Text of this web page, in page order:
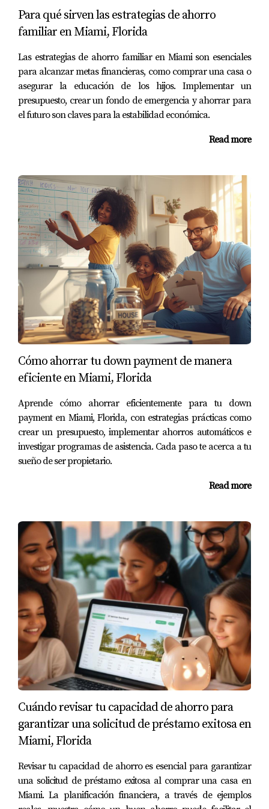
conocimiento sobre las particularidades del mercado
inmobiliario en Miami. Además, es recomendable
banco específico. Cada institución tiene sus propios
criterios y ofertas, por lo que tomarte el tiempo necesario
para investigar puede ahorrarte dinero a largo plazo.
Iniciativas Comunitarias
Las organizaciones sin fines de lucro y las iniciativas
compradores de vivienda en Miami. Estas organizaciones
suelen proporcionar educación financiera y talleres
sobre cómo ahorrar para un enganche. Un ejemplo
inspirador es la organización "Miami Homes for All", que
trabaja incansablemente para ayudar a las familias a
encontrar viviendas asequibles. Ofrecen asesoramiento
personalizado y recursos educativos que pueden
empoderar a los compradores potenciales para tomar
decisiones informadas. Otro caso exitoso es el programa
"NeighborhoodLIFT", que ha proporcionado miles de
dólares en asistencia directa a compradores en Miami.
Este tipo de iniciativas no solo ayudan económicamente,
sino que también fomentan un sentido de comunidad al
conectar a los nuevos propietarios con sus vecinos.
Conclusión
Ahorrar para un enganche puede parecer una tarea
desalentadora, pero con los recursos adecuados y la
información correcta, puedes hacer realidad tu sueño de
muchas oportunidades disponibles para ayudarte en este
viaje. Recuerda que cada pequeño paso cuenta; incluso si
comienzas ahorrando una pequeña cantidad cada mes,
estarás más cerca de alcanzar tu objetivo. No dudes en
explorar todas las opciones disponibles y consultar con
expertos como Juan Mora, quien puede ofrecerte
orientación personalizada basada en tus necesidades
específicas.
Preguntas Frecuentes
¿Qué programas están disponibles para
compradores primerizos en Miami?
Existen varios programas como hipotecas asequibles y
ayudar a los compradores primerizos.
¿Cómo puedo calificar para asistencia
Para qué sirven las estrategias de ahorro
familiar en Miami, Florida
Las estrategias de ahorro familiar en Miami son esenciales
para alcanzar metas financieras, como comprar una casa o
asegurar la educación de los hijos. Implementar un
presupuesto, crear un fondo de emergencia y ahorrar para
el futuro son claves para la estabilidad económica.
Read more
Cómo ahorrar tu down payment de manera
eficiente en Miami, Florida
Aprende cómo ahorrar eficientemente para tu down
payment en Miami, Florida, con estrategias prácticas como
crear un presupuesto, implementar ahorros automáticos e
investigar programas de asistencia. Cada paso te acerca a tu
sueño de ser propietario.
Read more
Cuándo revisar tu capacidad de ahorro para
garantizar una solicitud de préstamo exitosa en
Miami, Florida
Revisar tu capacidad de ahorro es esencial para garantizar
una solicitud de préstamo exitosa al comprar una casa en
Miami. La planificación financiera, a través de ejemplos